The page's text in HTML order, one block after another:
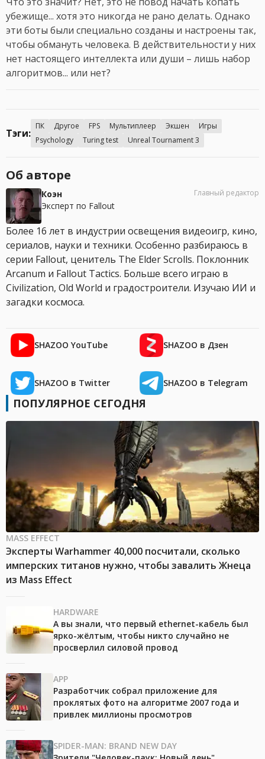
убежище... хотя это никогда не рано делать. Однако
эти боты были специально созданы и настроены так,
чтобы обмануть человека. В действительности у них
нет настоящего интеллекта или души – лишь набор
алгоритмов... или нет?
Тэги:
ПК Другое FPS Мультиплеер Экшен
Игры
Psychology
Turing test Unreal Tournament 3
Об авторе
Коэн
Эксперт по Fallout
Главный редактор
Более 16 лет в индустрии освещения видеоигр, кино,
сериалов, науки и техники. Особенно разбираюсь в
серии Fallout, ценитель The Elder Scrolls. Поклонник
Arcanum и Fallout Tactics. Больше всего играю в
Civilization, Old World и градостроители. Изучаю ИИ и
загадки космоса.
SHAZOO YouTube SHAZOO в Дзен
SHAZOO в Twitter SHAZOO в Telegram
ПОПУЛЯРНОЕ СЕГОДНЯ
MASS EFFECT
Эксперты Warhammer 40,000 посчитали, сколько
имперских титанов нужно, чтобы завалить Жнеца
из Mass Effect
HARDWARE
А вы знали, что первый ethernet-кабель был
ярко-жёлтым, чтобы никто случайно не
просверлил силовой провод
APP
Разработчик собрал приложение для
проклятых фото на алгоритме 2007 года и
привлек миллионы просмотров
SPIDER-MAN: BRAND NEW DAY